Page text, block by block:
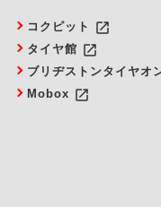
コクピット launch
タイヤ館 launch
ブリヂストンタイヤオ
Mobox launch